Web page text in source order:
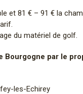
et 81 € – 91 € la
du matériel de golf.
Bourgogne par le
les-Echirey